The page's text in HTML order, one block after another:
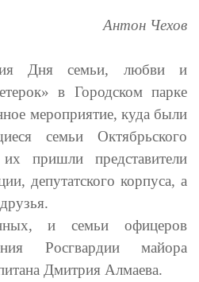
Антон Чехов
Дня семьи, любви и
в Городском парке
мероприятие, куда были
семьи Октябрьского
пришли представители
депутатского корпуса, а
и семьи офицеров
Росгвардии майора
Дмитрия Алмаева.